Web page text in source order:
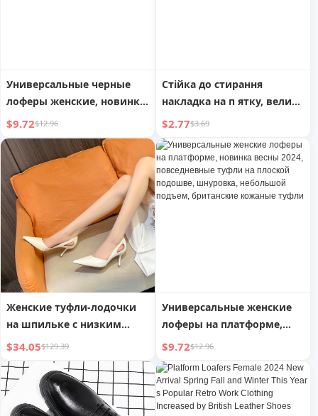
Универсальные черные
лоферы женские, новинка
2024 года, осень, толстая
подошва, мягкая
подошва, нескользящие,
базовые, форма JK,
маленькие кожаные
туфли
$9.72$12.96
Стійка до стирання
накладка на п ятку, велика
зміна есенції, устілки для
взуття на високих
підборах
$2.77$3.69
Женские туфли-лодочки
на шпильке с низким
вырезом
$34.05$129.39
Универсальные женские
лоферы на платформе,
новинка весны 2024,
повседневные туфли на
плоской подошве,
шнуровка, небольшой
подъем, британские
$9.72$12.96